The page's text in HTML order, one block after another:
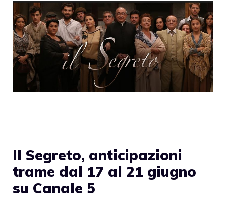
Il Segreto, anticipazioni
trame dal 17 al 21 giugno
su Canale 5